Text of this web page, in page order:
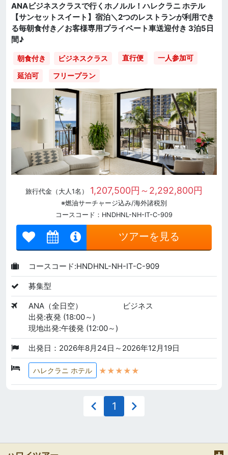
ANAビジネスクラスで行くホノルル！ハレクラニ ホテル
【サンセットスイート】宿泊＼2つのレストランが利用でき
る毎朝食付き／お客様専用プライベート車送迎付き 3泊5日
間♪
朝食付き ビジネスクラス 直行便 一人参加可
延泊可 フリープラン
旅行代金（大人1名） 1,207,500円～2,292,800円
※燃油サーチャージ込み/海外諸税別
コースコード：HNDHNL-NH-IT-C-909
ツアーを見る
コースコード:HNDHNL-NH-IT-C-909
募集型
ANA（全日空）
ビジネス
出発:夜発 (18:00～)
現地出発:午後発 (12:00～)
出発日：2026年8月24日～2026年12月19日
ハレクラニ ホテル ★★★★★
1